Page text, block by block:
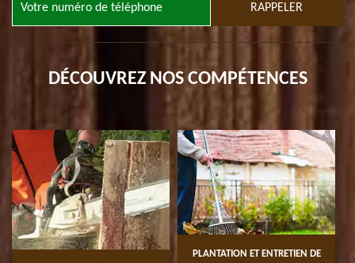
DÉCOUVREZ NOS COMPÉTENCES
PLANTATION ET ENTRETIEN DE